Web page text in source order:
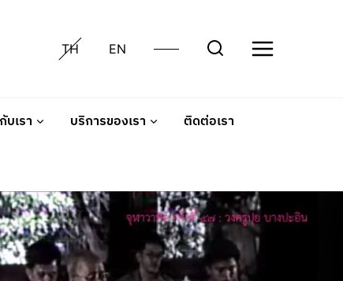
TH EN
บเรา บริการของเรา ติดต่อเรา